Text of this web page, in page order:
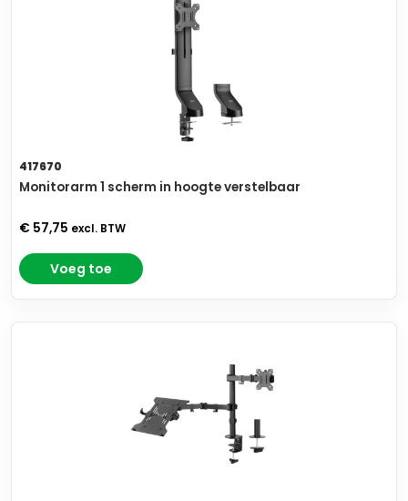
417670
Monitorarm 1 scherm in hoogte verstelbaar
€ 57,75 excl. BTW
Voeg toe